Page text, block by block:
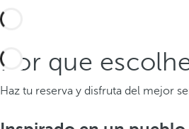
Por que
Haz tu reserva y disfruta del mejor